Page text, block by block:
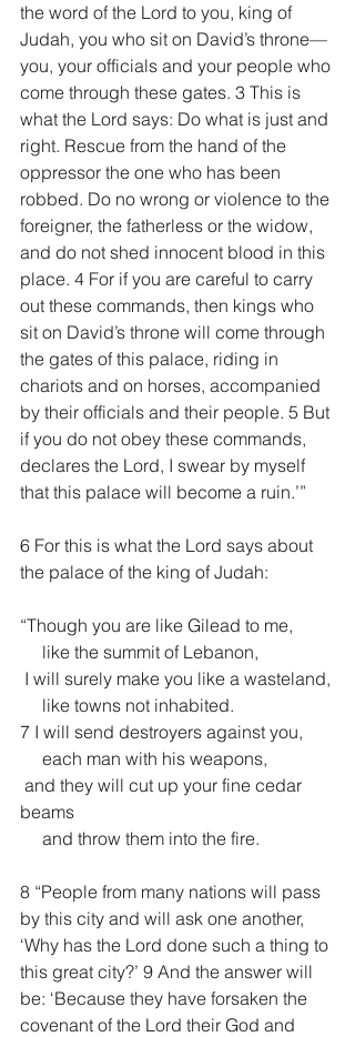
the word of the Lord to you, king of
Judah, you who sit on David’s throne—
you, your officials and your people who
come through these gates. 3 This is
what the Lord says: Do what is just and
right. Rescue from the hand of the
oppressor the one who has been
robbed. Do no wrong or violence to the
foreigner, the fatherless or the widow,
and do not shed innocent blood in this
place. 4 For if you are careful to carry
out these commands, then kings who
sit on David’s throne will come through
the gates of this palace, riding in
chariots and on horses, accompanied
by their officials and their people. 5 But
if you do not obey these commands,
declares the Lord, I swear by myself
that this palace will become a ruin.’”
6 For this is what the Lord says about
the palace of the king of Judah:
“Though you are like Gilead to me,
     like the summit of Lebanon,
I will surely make you like a wasteland,
     like towns not inhabited.
7 I will send destroyers against you,
     each man with his weapons,
beams
     and throw them into the fire.
8 “People from many nations will pass
by this city and will ask one another,
‘Why has the Lord done such a thing to
this great city?’ 9 And the answer will
be: ‘Because they have forsaken the
covenant of the Lord their God and